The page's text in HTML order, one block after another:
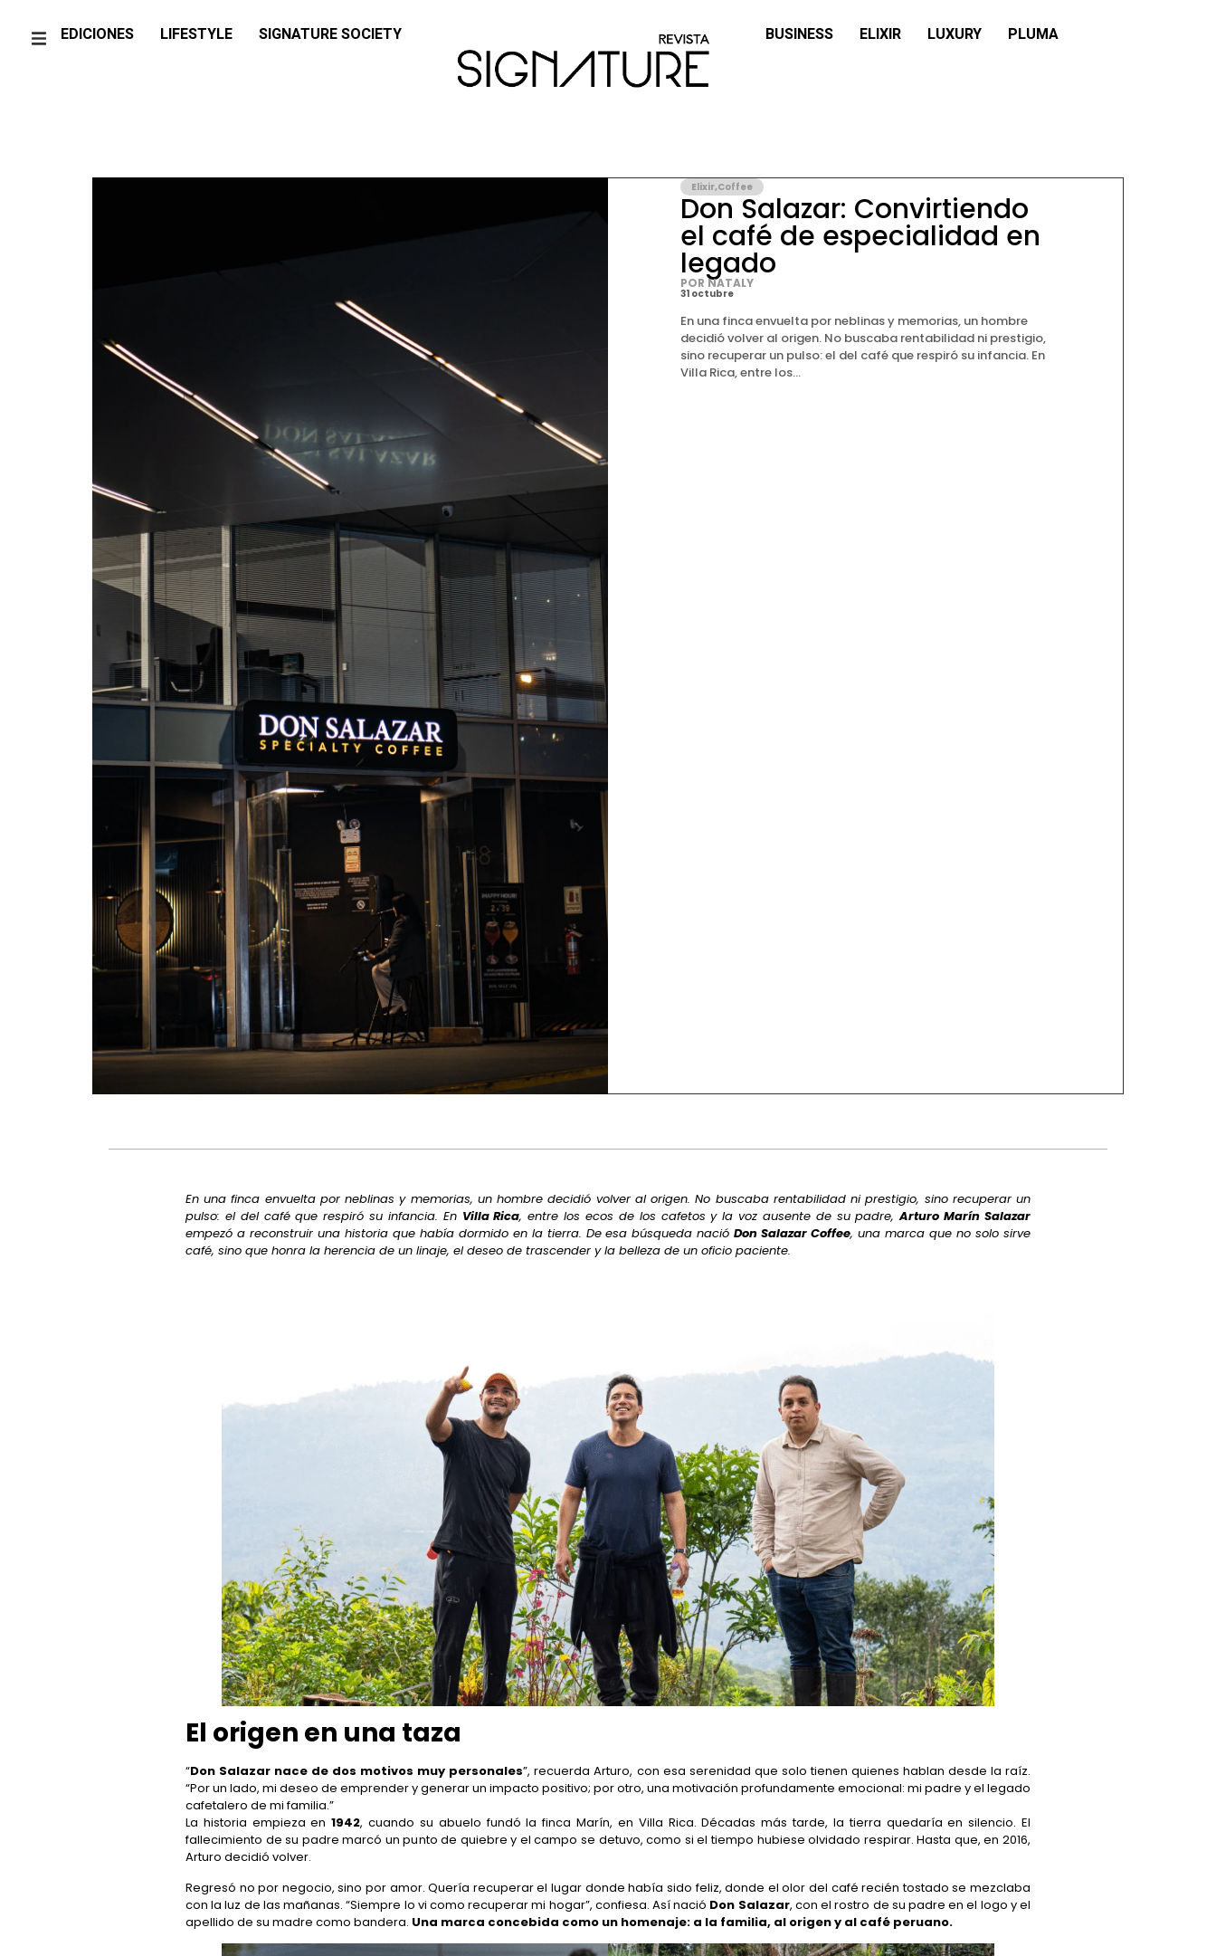
EDICIONES LIFESTYLE SIGNATURE SOCIETY BUSINESS ELIXIR LUXURY PLUMA
Elixir,Coffee
Don Salazar: Convirtiendo
el café de especialidad en
legado
POR NATALY
31 octubre
En una finca envuelta por neblinas y memorias, un hombre
decidió volver al origen. No buscaba rentabilidad ni prestigio,
sino recuperar un pulso: el del café que respiró su infancia. En
Villa Rica, entre los...
En una finca envuelta por neblinas y memorias, un hombre decidió volver al origen. No buscaba rentabilidad ni prestigio, sino recuperar un
pulso: el del café que respiró su infancia. En Villa Rica, entre los ecos de los cafetos y la voz ausente de su padre,Arturo Marín Salazar
empezó a reconstruir una historia que había dormido en la tierra. De esa búsqueda nacióDon Salazar Coffee, una marca que no solo sirve
café, sino que honra la herencia de un linaje, el deseo de trascender y la belleza de un oficio paciente.
El origen en una taza
“Don Salazar nace de dos motivos muy personales”, recuerda Arturo, con esa serenidad que solo tienen quienes hablan desde la raíz.
“Por un lado, mi deseo de emprender y generar un impacto positivo; por otro, una motivación profundamente emocional: mi padre y el legado
cafetalero de mi familia.”
La historia empieza en1942, cuando su abuelo fundó la finca Marín, en Villa Rica. Décadas más tarde, la tierra quedaría en silencio. El
fallecimiento de su padre marcó un punto de quiebre y el campo se detuvo, como si el tiempo hubiese olvidado respirar. Hasta que, en 2016,
Arturo decidió volver.
Regresó no por negocio, sino por amor. Quería recuperar el lugar donde había sido feliz, donde el olor del café recién tostado se mezclaba
con la luz de las mañanas. “Siempre lo vi como recuperar mi hogar”, confiesa. Así nació Don Salazar, con el rostro de su padre en el logo y el
apellido de su madre como bandera. Una marca concebida como un homenaje: a la familia, al origen y al café peruano.